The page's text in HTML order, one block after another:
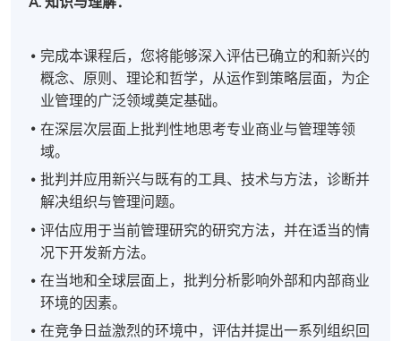
完成本课程后，您将能够深入评估已确立的和新兴的
概念、原则、理论和哲学，从运作到策略层面，为企
业管理的广泛领域奠定基础。
在深层次层面上批判性地思考专业商业与管理等领
域。
批判并应用新兴与既有的工具、技术与方法，诊断并
解决组织与管理问题。
评估应用于当前管理研究的研究方法，并在适当的情
况下开发新方法。
在当地和全球层面上，批判分析影响外部和内部商业
环境的因素。
在竞争日益激烈的环境中，评估并提出一系列组织回